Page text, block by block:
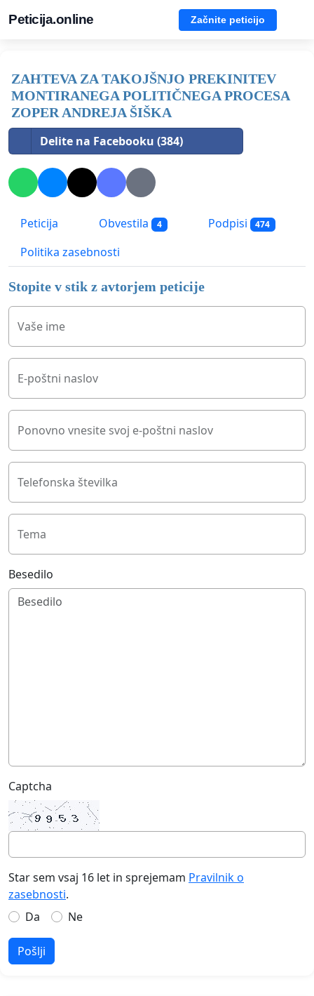
Peticija.online Začnite peticijo
ZAHTEVA ZA TAKOJŠNJO PREKINITEV
MONTIRANEGA POLITIČNEGA PROCESA
ZOPER ANDREJA ŠIŠKA
Delite na Facebooku (384)
Peticija Obvestila 4 Podpisi 474
Politika zasebnosti
Stopite v stik z avtorjem peticije
Vaše ime
E-poštni naslov
Ponovno vnesite svoj e-poštni naslov
Telefonska številka
Tema
Besedilo
Captcha
Star sem vsaj 16 let in sprejemam Pravilnik o
zasebnosti.
Da
Ne
Pošlji